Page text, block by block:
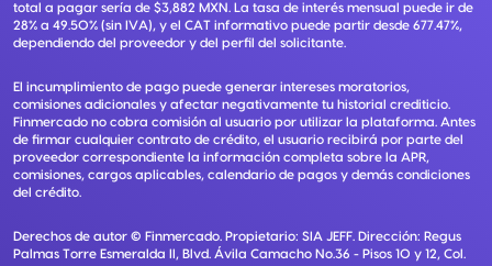
total a pagar sería de $3,882 MXN. La tasa de interés mensual puede ir de
28% a 49.50% (sin IVA), y el CAT informativo puede partir desde 677.47%,
dependiendo del proveedor y del perfil del solicitante.
El incumplimiento de pago puede generar intereses moratorios,
comisiones adicionales y afectar negativamente tu historial crediticio.
Finmercado no cobra comisión al usuario por utilizar la plataforma. Antes
de firmar cualquier contrato de crédito, el usuario recibirá por parte del
proveedor correspondiente la información completa sobre la APR,
comisiones, cargos aplicables, calendario de pagos y demás condiciones
del crédito.
Derechos de autor © Finmercado. Propietario: SIA JEFF. Dirección: Regus
Palmas Torre Esmeralda II, Blvd. Ávila Camacho No.36 - Pisos 10 y 12, Col.